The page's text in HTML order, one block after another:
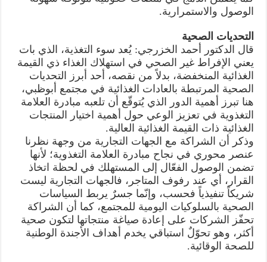
الوصول والاستمرارية.
التحديات الصحية
قال الدكتور أحمد الخزرجي: يُعد سوء التغذية، الذي بات
يعني الإفراط غير الصحي في استهلاك الغذاء ذي القيمة
الغذائية المنخفضة، بدلاً من نقصه، أحد أبرز التحديات
الصحية المرتبطة بالعادات الغذائية في مجتمع أبوظبي،
هنا تبرز أهمية الدور الذي يُتوقّع أن تلعبه مبادرة العلامة
التغذوية في تعزيز الوعي حول أهمية اختيار المنتجات
الغذائية ذات القيمة الغذائية العالية.
وذكر أن الشراكة مع الجهات التجارية من وجهة نظرنا
عنصر محوري في نجاح مبادرة العلامة التغذوية؛ لأنها
تضمن الوصول الفعّال إلى المستهلك في لحظة اتخاذ
القرار، أي عند رفوف المتاجر، فالجهات التجارية ليست
شريكاً تنفيذياً فحسب، وإنّما جسرٌ يربط السياسات
الصحية بالسلوكيات اليومية للمجتمع، كما أن الشراكة
تحفّز الشركات على إعادة صياغة منتجاتها لتكون صحية
أكثر، وهو تحوّلٌ استباقي يخدم أهداف الأجندة الوطنية
للصحة الوقائية.